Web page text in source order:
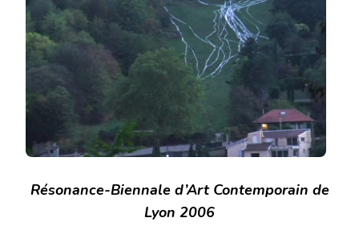
Résonance-Biennale d’Art Contemporain de
Lyon 2006